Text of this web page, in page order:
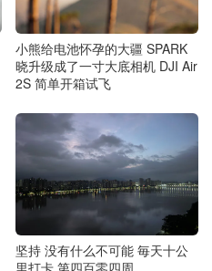
小熊给电池怀孕的大疆 SPARK
晓升级成了一寸大底相机 DJI Air
2S 简单开箱试飞
坚持 没有什么不可能 毎天十公